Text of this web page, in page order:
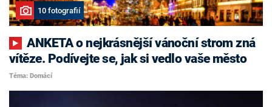
10 fotografií
ANKETA o nejkrásnější vánoční strom zná
vítěze. Podívejte se, jak si vedlo vaše město
Téma: Domácí